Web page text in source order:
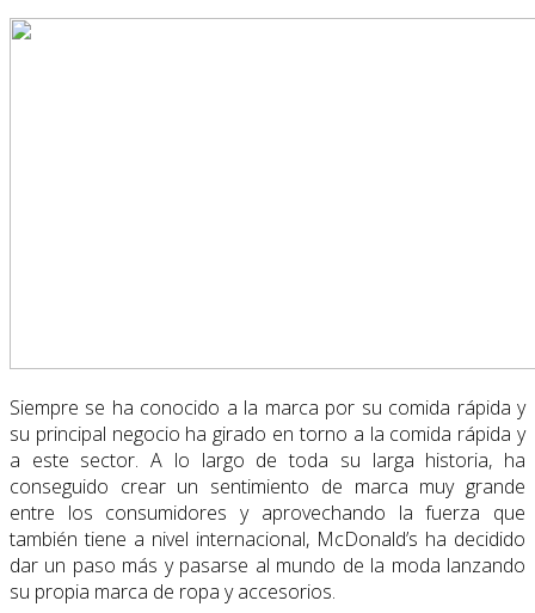
Siempre se ha conocido a la marca por su comida rápida y
su principal negocio ha girado en torno a la comida rápida y
a este sector. A lo largo de toda su larga historia, ha
conseguido crear un sentimiento de marca muy grande
entre los consumidores y aprovechando la fuerza que
también tiene a nivel internacional, McDonald’s ha decidido
dar un paso más y pasarse al mundo de la moda lanzando
su propia marca de ropa y accesorios.